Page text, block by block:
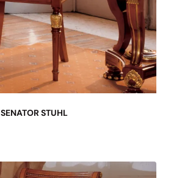
SENATOR STUHL